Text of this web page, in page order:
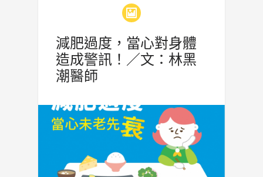
減肥過度，當心對身體
造成警訊！／文：林黑
潮醫師